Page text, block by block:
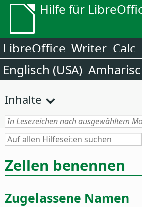
Hilfe für
LibreOffice Writer Calc
Englisch (USA)
Inhalte
Zellen benennen
Zugelassene Namen